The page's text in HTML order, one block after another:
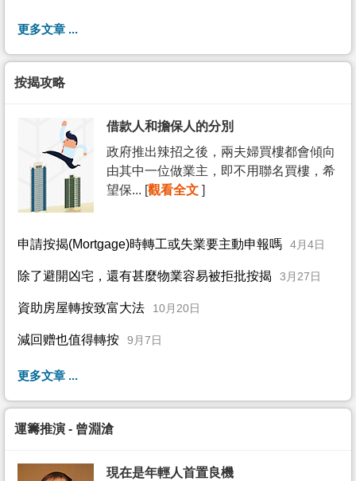
更多文章 ...
按揭攻略
借款人和擔保人的分別
政府推出辣招之後，兩夫婦買樓都會傾向
由其中一位做業主，即不用聯名買樓，希
望保... [觀看全文 ]
申請按揭(Mortgage)時轉工或失業要主動申報嗎 4月4日
除了避開凶宅，還有甚麼物業容易被拒批按揭 3月27日
資助房屋轉按致富大法 10月20日
減回赠也值得轉按 9月7日
更多文章 ...
運籌推演 - 曾淵滄
現在是年輕人首置良機